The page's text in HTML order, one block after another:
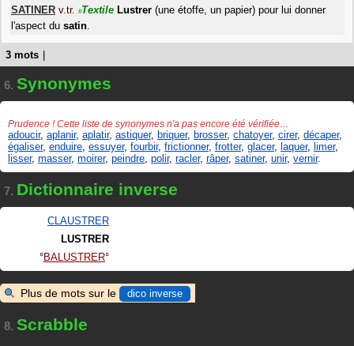
SATINER v.tr. #Textile Lustrer (une étoffe, un papier) pour lui donner
l'aspect du satin.
3 mots
6. Synonymes
Prudence ! Cette liste de synonymes n'a pas encore été vérifiée…
adoucir, aplanir, aplatir, astiquer, briquer, brosser, chatoyer, cirer, décaper,
égaliser, enduire essuyer, fourbir, frictionner, frotter, glacer, laquer, limer,
lisser, masser, moirer, peindre polir, racler, râper, satiner, unir, vernir.
7. Dictionnaire inverse
CLAUSTRER
LUSTRER
BALUSTRER
Plus de mots sur le dico inverse
8. Scrabble